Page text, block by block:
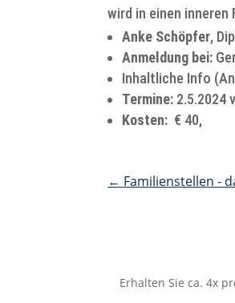
wird in einen inneren
Anke Schöpfer,
Anmeldung bei:
Inhaltliche Info
Termine: 2.5.2024
Kosten: € 40,
← Familienstellen -
Erhalten Sie ca. 4x